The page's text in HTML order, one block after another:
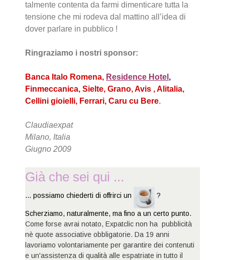
talmente contenta da farmi dimenticare tutta la
tensione che mi rodeva dal mattino all’idea di
dover parlare in pubblico !
Ringraziamo i nostri sponsor:
Banca Italo Romena, Residence Hotel ,
Finmeccanica, Sielte, Grano, Avis , Alitalia,
Cellini gioielli, Ferrari, Caru cu Bere.
Claudiaexpat
Milano, Italia
Giugno 2009
Già che sei qui ...
... possiamo chiederti di offrirci un ?
Scherziamo, naturalmente, ma fino a un certo punto.
Come forse avrai notato, Expatclic non ha pubblicità
nè quote associative obbligatorie. Da 19 anni
lavoriamo volontariamente per garantire dei contenuti
e un'assistenza di qualità alle espatriate in tutto il